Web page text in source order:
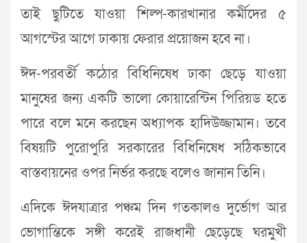
তাই ছুটিতে যাওয়া শিল্প-কারখানার কর্মীদের ৫
আগস্টের আগে ঢাকায় ফেরার প্রয়োজন হবে না।
ঈদ-পরবর্তী কঠোর বিধিনিষেধ ঢাকা ছেড়ে যাওয়া
মানুষের জন্য একটি ভালো কোয়ারেন্টিন পিরিয়ড হতে
পারে বলে মনে করছেন অধ্যাপক হাদিউজ্জামান। তবে
বিষয়টি পুরোপুরি সরকারের বিধিনিষেধ সঠিকভাবে
বাস্তবায়নের ওপর নির্ভর করছে বলেও জানান তিনি।
এদিকে ঈদযাত্রার পঞ্চম দিন গতকালও দুর্ভোগ আর
ভোগান্তিকে সঙ্গী করেই রাজধানী ছেড়েছে ঘরমুখী